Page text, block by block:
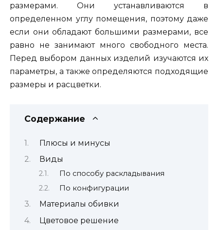
размерами. Они устанавливаются в
определенном углу помещения, поэтому даже
если они обладают большими размерами, все
равно не занимают много свободного места.
Перед выбором данных изделий изучаются их
параметры, а также определяются подходящие
размеры и расцветки.
Содержание
Плюсы и минусы
Виды
По способу раскладывания
По конфигурации
Материалы обивки
Цветовое решение